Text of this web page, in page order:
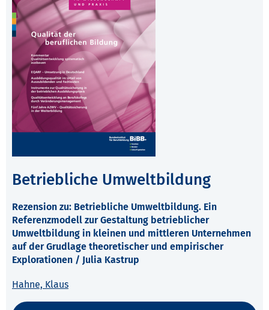
Betriebliche Umweltbildung
Rezension zu: Betriebliche Umweltbildung. Ein
Referenzmodell zur Gestaltung betrieblicher
Umweltbildung in kleinen und mittleren Unternehmen
auf der Grudlage theoretischer und empirischer
Explorationen / Julia Kastrup
Hahne, Klaus